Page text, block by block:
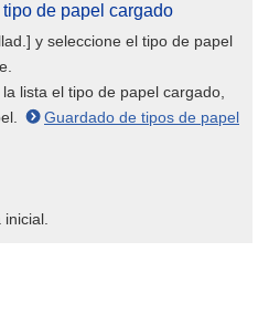
de papel cargado
y seleccione el tipo de papel
lista el tipo de papel cargado,
Guardado de tipos de papel